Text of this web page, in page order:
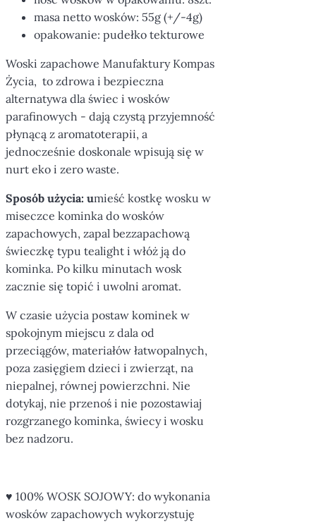
masa netto wosków: 55g (+/-4g)
opakowanie: pudełko tekturowe
Woski zapachowe Manufaktury Kompas
Życia, to zdrowa i bezpieczna
alternatywa dla świec i wosków
parafinowych - dają czystą przyjemność
płynącą z aromatoterapii, a
jednocześnie doskonale wpisują się w
nurt eko i zero waste.
Sposób użycia: umieść kostkę wosku w
miseczce kominka do wosków
zapachowych, zapal bezzapachową
świeczkę typu tealight i włóż ją do
kominka. Po kilku minutach wosk
zacznie się topić i uwolni aromat.
W czasie użycia postaw kominek w
spokojnym miejscu z dala od
przeciągów, materiałów łatwopalnych,
poza zasięgiem dzieci i zwierząt, na
niepalnej, równej powierzchni. Nie
dotykaj, nie przenoś i nie pozostawiaj
rozgrzanego kominka, świecy i wosku
bez nadzoru.
♥ 100% WOSK SOJOWY: do wykonania
wosków zapachowych wykorzystuję